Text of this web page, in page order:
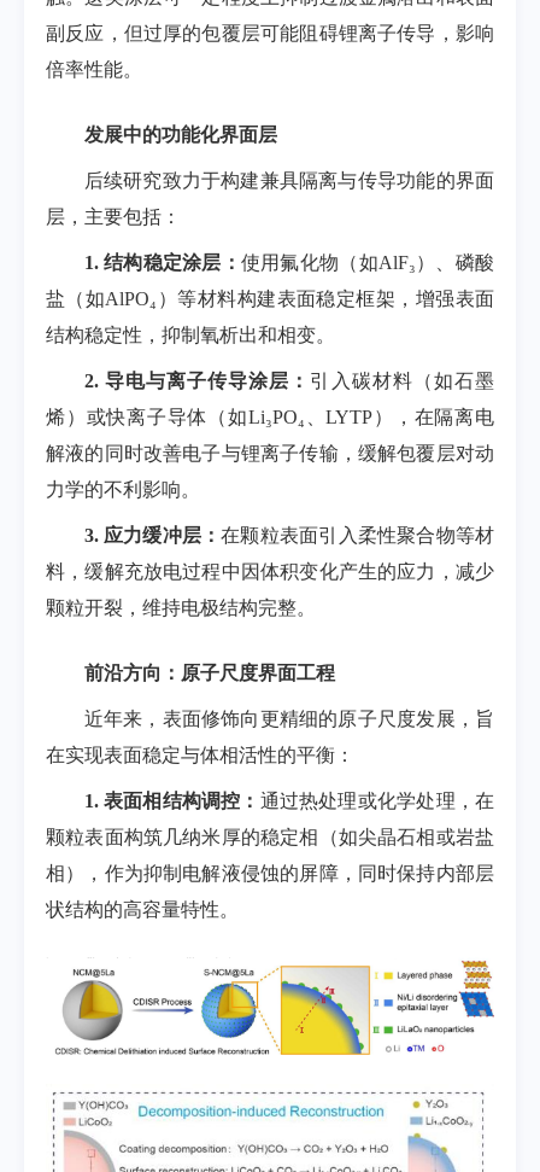
副反应，但过厚的包覆层可能阻碍锂离子传导，影响
倍率性能。
发展中的功能化界面层
后续研究致力于构建兼具隔离与传导功能的界面
层，主要包括：
1. 结构稳定涂层： 使用氟化物（如AlF₃）、磷酸
盐（如AlPO₄ ）等材料构建表面稳定框架，增强表面
结构稳定性，抑制氧析出和相变。
2. 导电与离子传导涂层： 引入碳材料（如石墨
烯）或快离子导体（如Li₃PO₄ 、LYTP），在隔离电
解液的同时改善电子与锂离子传输，缓解包覆层对动
力学的不利影响。
3. 应力缓冲层：在颗粒表面引入柔性聚合物等材
料，缓解充放电过程中因体积变化产生的应力，减少
颗粒开裂，维持电极结构完整。
前沿方向：原子尺度界面工程
近年来，表面修饰向更精细的原子尺度发展，旨
在实现表面稳定与体相活性的平衡：
1. 表面相结构调控： 通过热处理或化学处理，在
颗粒表面构筑几纳米厚的稳定相（如尖晶石相或岩盐
相），作为抑制电解液侵蚀的屏障，同时保持内部层
状结构的高容量特性。